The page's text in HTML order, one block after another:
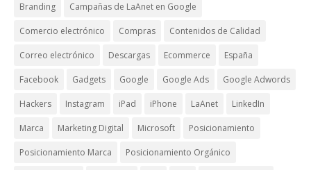
Branding Campañas de LaAnet en Google
Comercio electrónico Compras Contenidos de Calidad
Correo electrónico Descargas Ecommerce España
Facebook Gadgets Google Google Ads Google Adwords
Hackers Instagram iPad iPhone LaAnet LinkedIn
Marca Marketing Digital Microsoft Posicionamiento
Posicionamiento Marca Posicionamiento Orgánico